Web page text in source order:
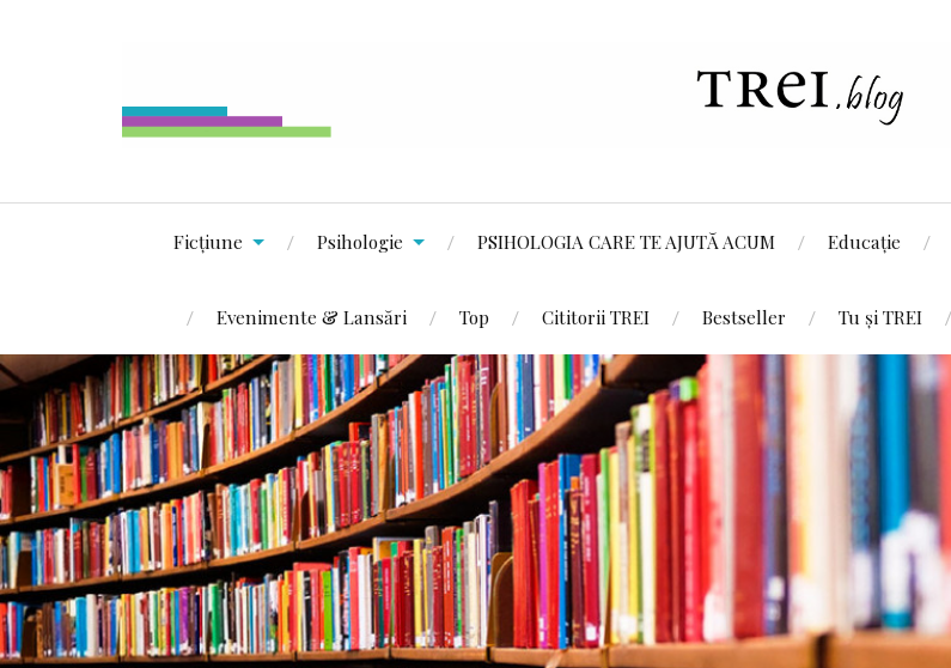
Ficțiune Psihologie PSIHOLOGIA CARE TE AJUTĂ ACUM Educație
Evenimente & Lansări Top Cititorii TREI Bestseller Tu și TREI